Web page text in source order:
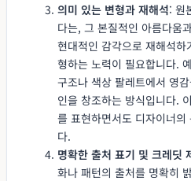
의미 있는 변형과 재해석: 원
다는, 그 본질적인 아름다움
현대적인 감각으로 재해석
형하는 노력이 필요합니다.
구조나 색상 팔레트에서 영
인을 창조하는 방식입니다.
를 표현하면서도 디자이너
다.
명확한 출처 표기 및 크레딧
화나 패턴의 출처를 명확히